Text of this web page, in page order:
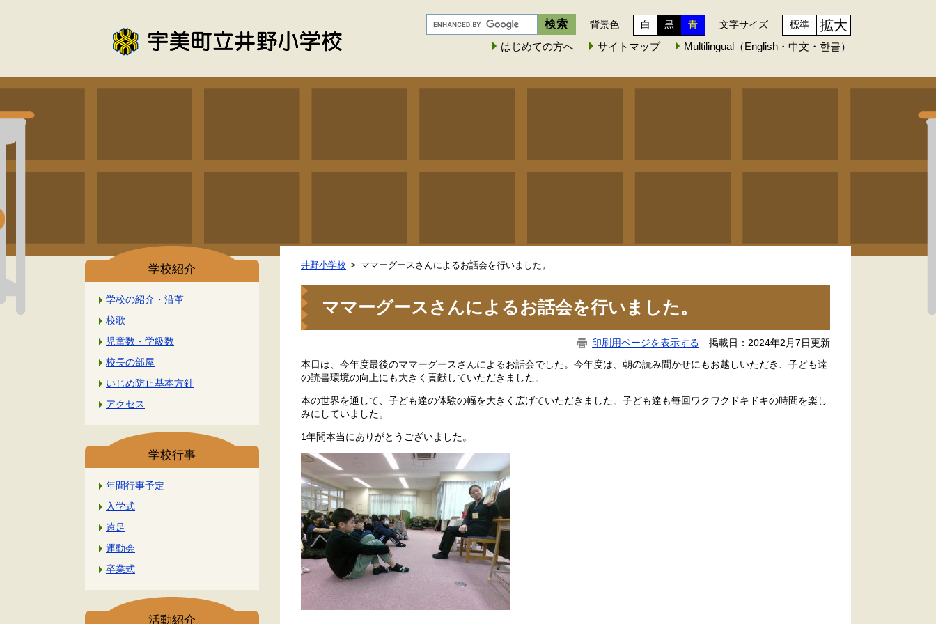
背景色 白 黒 青 文字サイズ 標準 拡大
はじめての方へ サイトマップ Multilingual（English・中文・한글）
学校紹介
学校の紹介・沿革
校歌
児童数・学級数
校長の部屋
いじめ防止基本方針
アクセス
学校行事
年間行事予定
入学式
遠足
運動会
卒業式
活動紹介
井野小学校 ママーグースさんによるお話会を行いました。
ママーグースさんによるお話会を行いました。
印刷用ページを表示する 掲載日：2024年2月7日更新
本日は、今年度最後のママーグースさんによるお話会でした。今年度は、朝の読み聞かせにもお越しいただき、子ども達
の読書環境の向上にも大きく貢献していただきました。
本の世界を通して、子ども達の体験の幅を大きく広げていただきました。子ども達も毎回ワクワクドキドキの時間を楽し
みにしていました。
1年間本当にありがとうございました。